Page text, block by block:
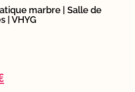
marbre | Salle de
| VHYG